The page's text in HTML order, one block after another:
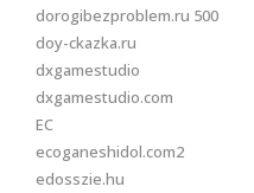
dorogibezproblem.ru 500
doy-ckazka.ru
dxgamestudio
dxgamestudio.com
EC
ecoganeshidol.com2
edosszie.hu